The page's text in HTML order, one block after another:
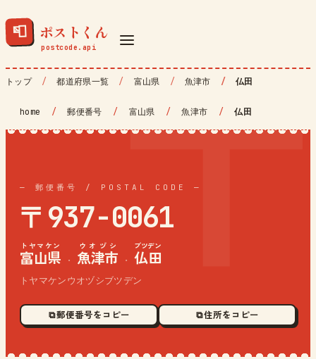
📮 ポストくん
トップ 都道府県一覧 富山県 魚津市 仏田
home / 郵便番号 / 富山県 / 魚津市 / 仏田
— 郵便番号 / POSTAL CODE —
〒937-0061
富山県
トヤマケン
· 魚津市
ウオヅシ
· 仏田
ブツデン
トヤマケンウオヅシブツデン
⧉ 郵便番号をコピー ⧉ 住所をコピー